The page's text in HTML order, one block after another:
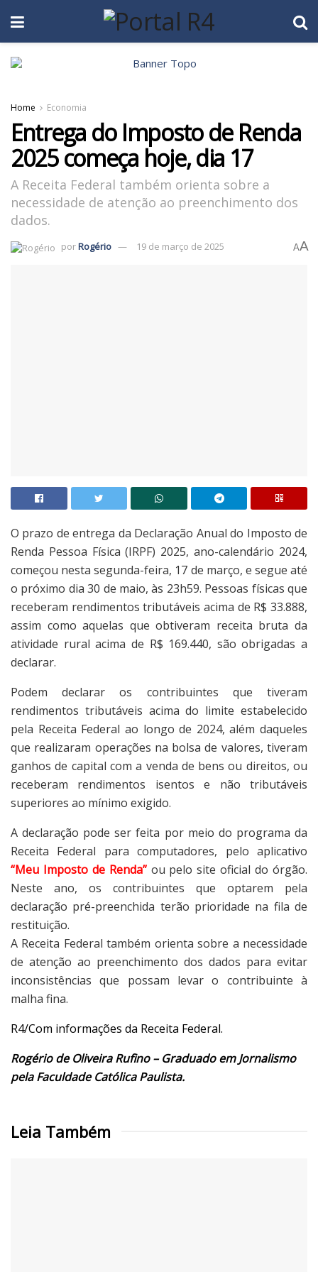
Home Economia
Entrega do Imposto de Renda
2025 começa hoje, dia 17
A Receita Federal também orienta sobre a
necessidade de atenção ao preenchimento dos
dados.
porRogério 19 de março de 2025 AA
O prazo de entrega da Declaração Anual do Imposto de
Renda Pessoa Física (IRPF) 2025, ano-calendário 2024,
começou nesta segunda-feira, 17 de março, e segue até
o próximo dia 30 de maio, às 23h59. Pessoas físicas que
receberam rendimentos tributáveis acima de R$ 33.888,
assim como aquelas que obtiveram receita bruta da
atividade rural acima de R$ 169.440, são obrigadas a
declarar.
Podem declarar os contribuintes que tiveram
rendimentos tributáveis acima do limite estabelecido
pela Receita Federal ao longo de 2024, além daqueles
que realizaram operações na bolsa de valores, tiveram
ganhos de capital com a venda de bens ou direitos, ou
receberam rendimentos isentos e não tributáveis
superiores ao mínimo exigido.
A declaração pode ser feita por meio do programa da
Receita Federal para computadores, pelo aplicativo
“Meu Imposto de Renda”ou pelo site oficial do órgão.
Neste ano, os contribuintes que optarem pela
declaração pré-preenchida terão prioridade na fila de
restituição.
A Receita Federal também orienta sobre a necessidade
de atenção ao preenchimento dos dados para evitar
inconsistências que possam levar o contribuinte à
malha fina.
R4/Com informações da Receita Federal.
Rogério de Oliveira Rufino – Graduado em Jornalismo
pela Faculdade Católica Paulista.
Leia Também